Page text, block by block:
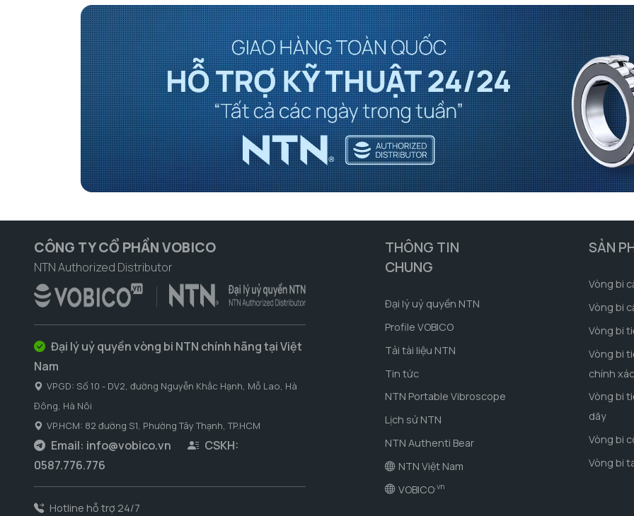
CÔNG TY CỔ PHẦN VOBICO
NTN Authorized Distributor
Đại lý uỷ quyền vòng bi NTN chính hãng tại Việt
Nam
VPGD: Số 10 - DV2, đường Nguyễn Khắc Hạnh, Mỗ Lao, Hà
Đông, Hà Nôi
VP.HCM: 82 đường S1, Phường Tây Thạnh, TP.HCM
Email: info@vobico.vn
CSKH:
0587.776.776
Hotline hỗ trợ 24/7
THÔNG TIN
CHUNG
Đại lý uỷ quyền NTN
Profile VOBICO
Tải tài liệu NTN
Tin tức
NTN Portable Vibroscope
Lịch sử NTN
NTN Authenti Bear
NTN Việt Nam
VOBICO.vn
SẢN
Vòng bi
Vòng bi
Vòng bi
Vòng bi
chính
Vòng bi
dãy
Vòng bi
Vòng bi